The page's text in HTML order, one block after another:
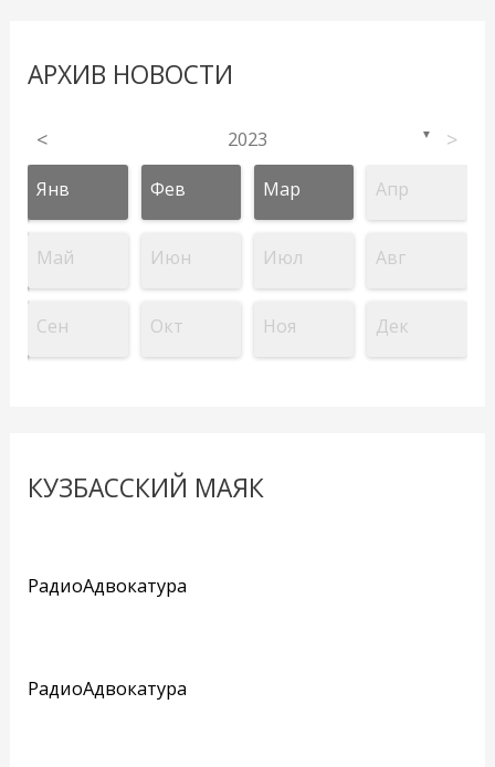
АРХИВ НОВОСТИ
< 2023 ▼ >
Янв Фев Мар Апр
Май Июн Июл Авг
Сен Окт Ноя Дек
КУЗБАССКИЙ МАЯК
РадиоАдвокатура
РадиоАдвокатура